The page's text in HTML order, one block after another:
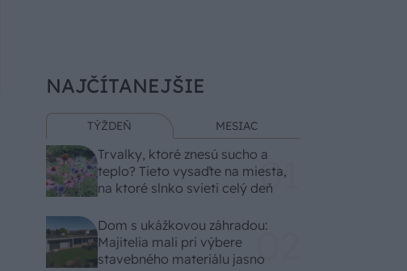
NAJČÍTANEJŠIE
TÝŽDEŇ MESIAC
Trvalky, ktoré znesú sucho a
teplo? Tieto vysaďte na miesta,
na ktoré slnko svieti celý deň
Dom s ukážkovou záhradou:
Majitelia mali pri výbere
stavebného materiálu jasno